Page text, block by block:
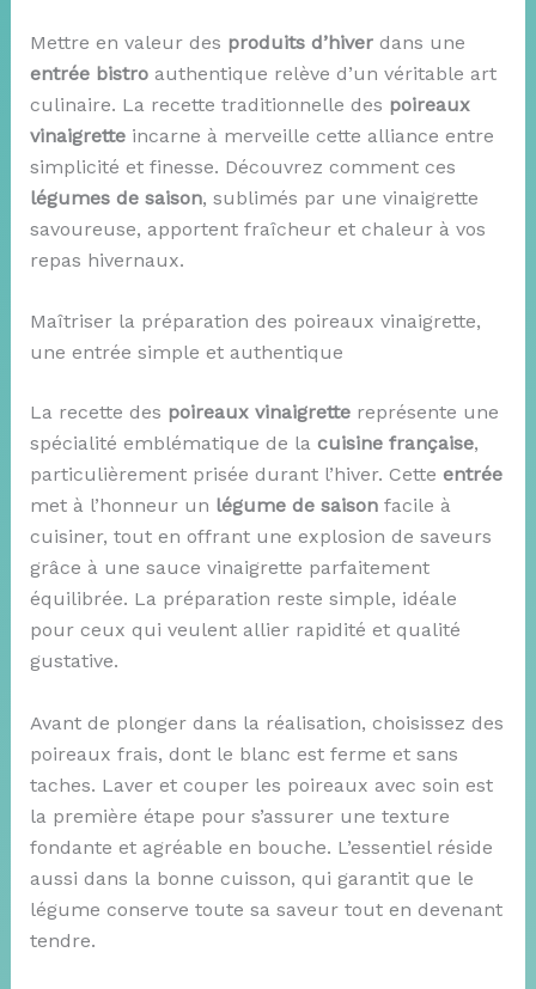
Mettre en valeur des produits d’hiverdans une
entrée bistroauthentique relève d’un véritable art
culinaire. La recette traditionnelle des poireaux
vinaigretteincarne à merveille cette alliance entre
simplicité et finesse. Découvrez comment ces
légumes de saison, sublimés par une vinaigrette
savoureuse, apportent fraîcheur et chaleur à vos
repas hivernaux.
Maîtriser la préparation des poireaux vinaigrette,
une entrée simple et authentique
La recette des poireaux vinaigrettereprésente une
spécialité emblématique de la cuisine française,
particulièrement prisée durant l’hiver. Cette entrée
met à l’honneur un légume de saisonfacile à
cuisiner, tout en offrant une explosion de saveurs
grâce à une sauce vinaigrette parfaitement
équilibrée. La préparation reste simple, idéale
pour ceux qui veulent allier rapidité et qualité
gustative.
Avant de plonger dans la réalisation, choisissez des
poireaux frais, dont le blanc est ferme et sans
taches. Laver et couper les poireaux avec soin est
la première étape pour s’assurer une texture
fondante et agréable en bouche. L’essentiel réside
aussi dans la bonne cuisson, qui garantit que le
légume conserve toute sa saveur tout en devenant
tendre.